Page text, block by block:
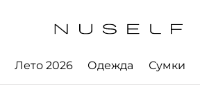
Лето 2026 Одежда Сумки